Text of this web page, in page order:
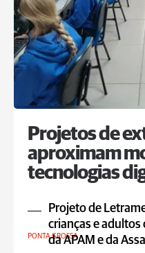
Projetos de
aproximam
tecnologias
Projeto de
crianças e adultos
da APAM e da
PONTA GROSSA